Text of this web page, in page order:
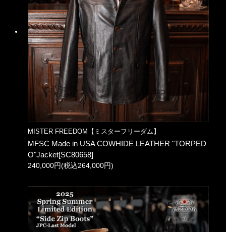
MISTER FREEDOM【ミスターフリーダム】
MFSC Made in USA COWHIDE LEATHER "TORPED
O"Jacket[SC80658]
240,000円(税込264,000円)